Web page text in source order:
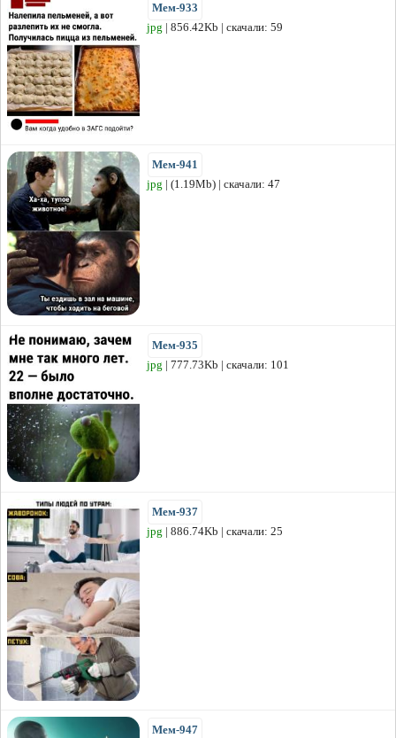
Мем-933
jpg | 856.42Kb | скачали: 59
Мем-941
jpg | (1.19Mb) | скачали: 47
Мем-935
jpg | 777.73Kb | скачали: 101
Мем-937
jpg | 886.74Kb | скачали: 25
Мем-947